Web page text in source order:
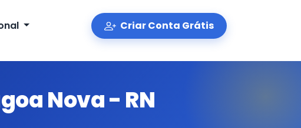
Criar Conta Grátis
Nova - RN